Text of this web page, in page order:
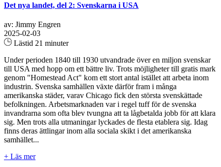
Det nya landet, del 2: Svenskarna i USA
av: Jimmy Engren
2025-02-03
Lästid 21 minuter
Under perioden 1840 till 1930 utvandrade över en miljon svenskar
till USA med hopp om ett bättre liv. Trots möjligheter till gratis mark
genom "Homestead Act" kom ett stort antal istället att arbeta inom
industrin. Svenska samhällen växte därför fram i många
amerikanska städer, varav Chicago fick den största svenskättade
befolkningen. Arbetsmarknaden var i regel tuff för de svenska
invandrarna som ofta blev tvungna att ta lågbetalda jobb för att klara
sig. Men trots alla utmaningar lyckades de flesta etablera sig. Idag
finns deras ättlingar inom alla sociala skikt i det amerikanska
samhället...
+ Läs mer